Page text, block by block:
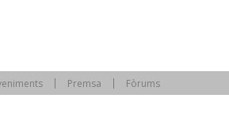
Premsa Fòrums